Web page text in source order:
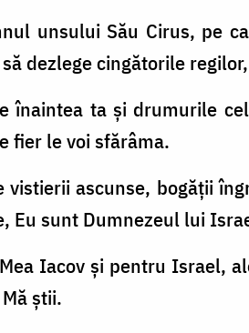
unsului Său Cirus, pe
dezlege cingătorile
înaintea ta şi drumurile
fier le voi sfărâma.
vistierii ascunse, bogăţii
Eu sunt Dumnezeul lui
Iacov şi pentru Israel,
ştii.